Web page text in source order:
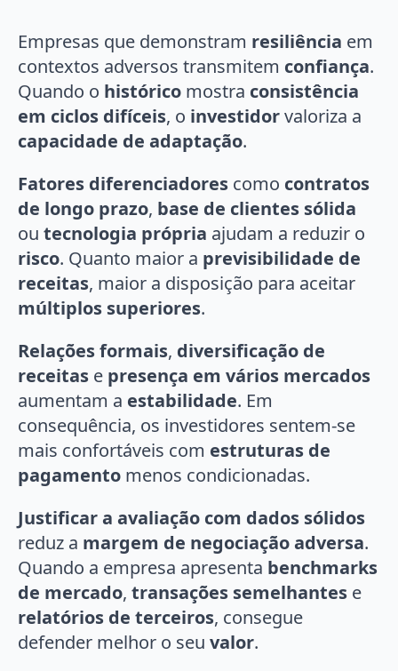
Empresas que demonstram resiliência em
contextos adversos transmitem confiança.
Quando o histórico mostra consistência
em ciclos difíceis, o investidorvaloriza a
capacidade de adaptação.
Fatores diferenciadores como contratos
de longo prazo, base de clientes sólida
ou tecnologia própria ajudam a reduzir o
risco. Quanto maior a previsibilidade de
receitas, maior a disposição para aceitar
múltiplos superiores.
Relações formais, diversificação de
receitas e presença em vários mercados
aumentam a estabilidade. Em
consequência, os investidores sentem-se
mais confortáveis com estruturas de
pagamento menos condicionadas.
Justificar a avaliação com dados sólidos
reduz a margem de negociação adversa.
Quando a empresa apresenta benchmarks
de mercado, transações semelhantes e
relatórios de terceiros, consegue
defender melhor o seu valor.